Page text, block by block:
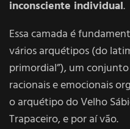
inconsciente individual.
Essa camada é
vários arquétipos (do
primordial”), um
racionais e emocionais
o arquétipo do Velho
Trapaceiro, e por aí vão.